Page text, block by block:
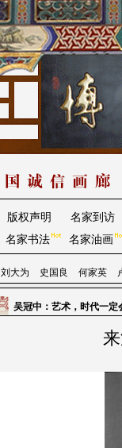
版权声明
名家到访
名家书法 名家油画
刘大为 史国良 何家英
吴冠中：艺术，时代一